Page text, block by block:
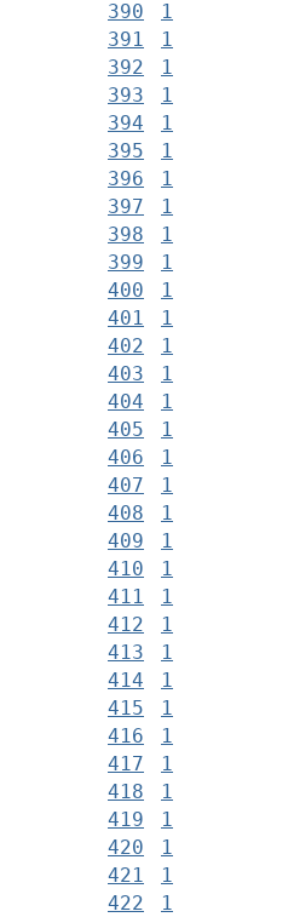
390
1
391
1
392
1
393
1
394
1
395
1
396
1
397
1
398
1
399
1
400
1
401
1
402
1
403
1
404
1
405
1
406
1
407
1
408
1
409
1
410
1
411
1
412
1
413
1
414
1
415
1
416
1
417
1
418
1
419
1
420
1
421
1
422
1